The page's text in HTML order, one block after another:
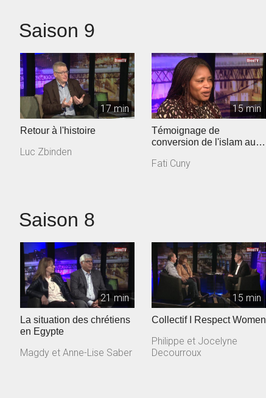
Saison 9
17 min
Retour à l'histoire
Luc Zbinden
15 min
Témoignage de
conversion de l'islam au
Fati Cuny
Saison 8
21 min
La situation des chrétiens
en Egypte
Magdy et Anne-Lise Saber
15 min
Collectif I Respect Women
Philippe et Jocelyne
Decourroux